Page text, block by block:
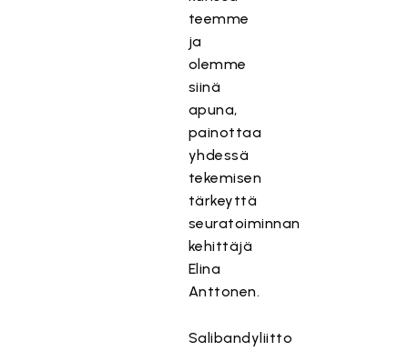
teemme
ja
olemme
siinä
apuna,
painottaa
yhdessä
tekemisen
tärkeyttä
seuratoiminnan
kehittäjä
Elina
Anttonen.
Salibandyliitto